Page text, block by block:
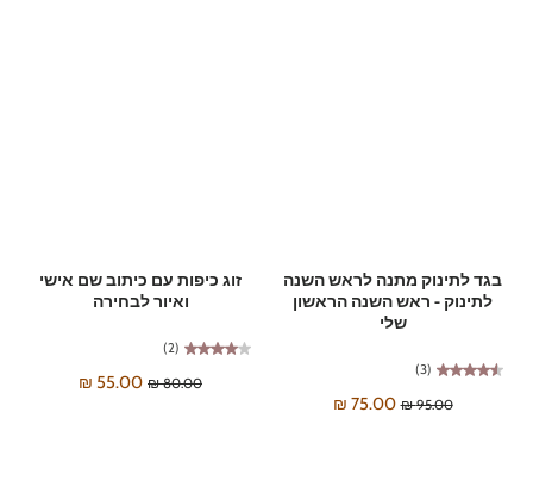
בגד לתינוק מתנה לראש השנה
לתינוק - ראש השנה הראשון
שלי
(3)
95.00 ₪
75.00 ₪
זוג כיפות עם כיתוב שם אישי
ואיור לבחירה
(2)
80.00 ₪
55.00 ₪